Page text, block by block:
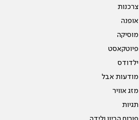
צרכנות
אופנה
מוסיקה
פיוטקאסט
ילדודס
מודעות אבל
מזג אוויר
תגיות